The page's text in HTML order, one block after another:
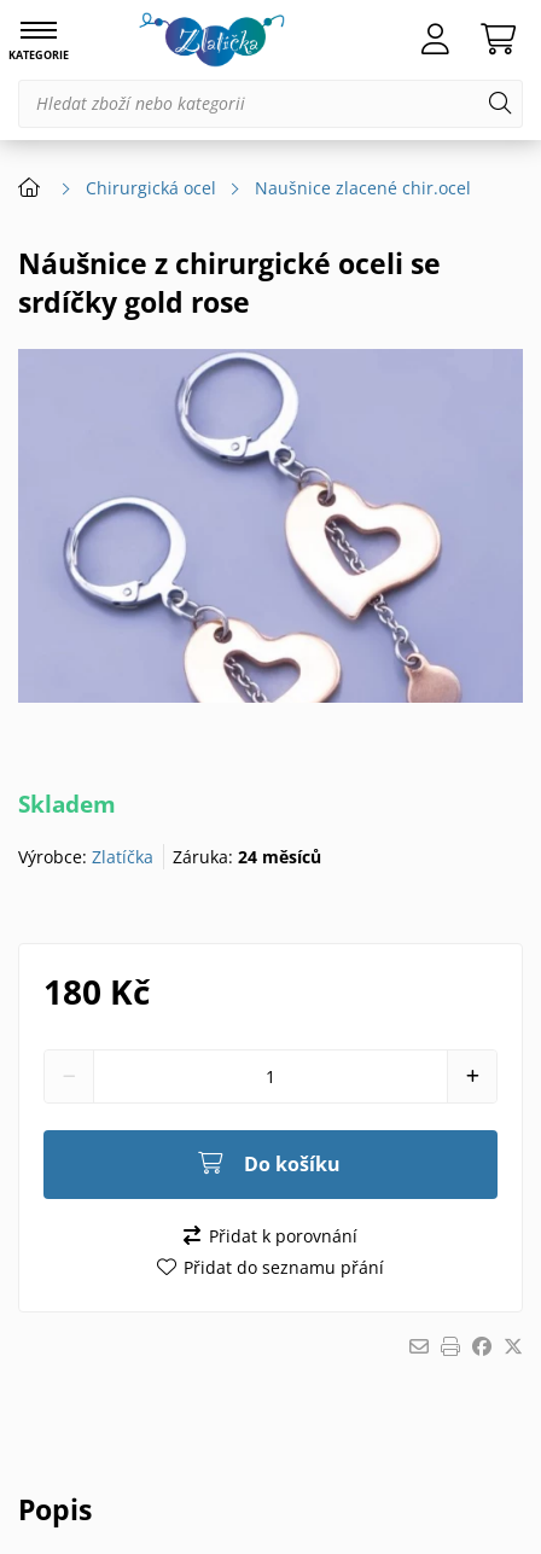
KATEGORIE
Chirurgická ocel Naušnice zlacené chir.ocel
Náušnice z chirurgické oceli se
srdíčky gold rose
Skladem
Výrobce: Zlatíčka Záruka:24 měsíců
180 Kč
Do košíku
Přidat k porovnání
Přidat do seznamu přání
Popis